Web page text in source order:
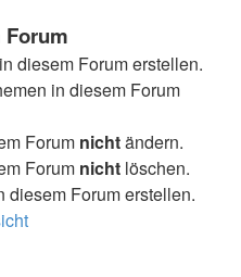
diesem Forum erstellen.
in diesem Forum
Forum nichtändern.
Forum nicht löschen.
diesem Forum erstellen.